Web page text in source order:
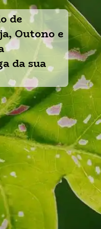
de
Outono e
da sua